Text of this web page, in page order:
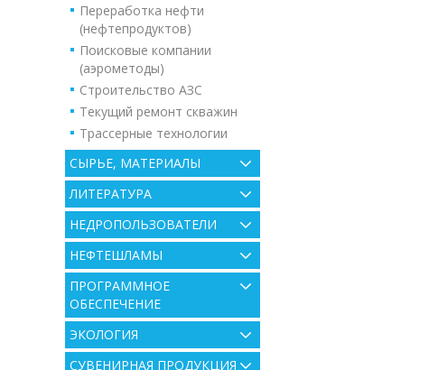
Переработка нефти
(нефтепродуктов)
Поисковые компании
(аэрометоды)
Строительство АЗС
Текущий ремонт скважин
Трассерные технологии
СЫРЬЕ, МАТЕРИАЛЫ
ЛИТЕРАТУРА
НЕДРОПОЛЬЗОВАТЕЛИ
НЕФТЕШЛАМЫ
ПРОГРАММНОЕ
ОБЕСПЕЧЕНИЕ
ЭКОЛОГИЯ
СУВЕНИРНАЯ ПРОДУКЦИЯ